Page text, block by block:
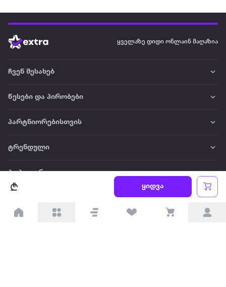
ყიდვა
ყველაზე დიდი ონლაინ მაღაზია
ჩვენ შესახებ
წესები და პირობები
პარტნიორებისთვის
ტრენდული
პოპულარული